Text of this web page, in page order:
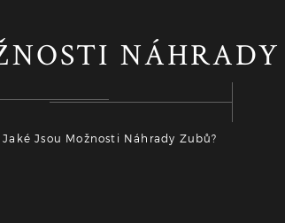
Jaké Jsou Možnosti Náhrady Zubů?